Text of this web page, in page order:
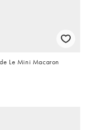
Le Mini Macaron